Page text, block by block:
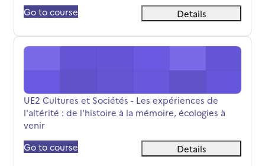
Go to course
Details
UE2 Cultures et Sociétés - Les expériences de l'altérité
Όνομα μαθήματος
UE2 Cultures et Sociétés - Les expériences de
l'altérité : de l'histoire à la mémoire, écologies à
venir
Go to course
Details